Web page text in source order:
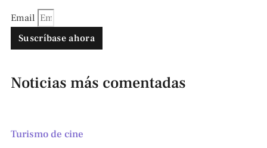
Email
Suscríbase ahora
Noticias más comentadas
Turismo de cine